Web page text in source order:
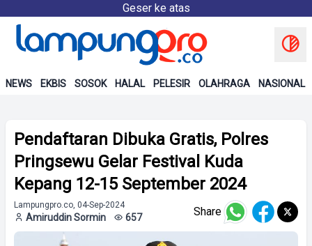
Geser ke atas
NEWS EKBIS SOSOK HALAL PELESIR OLAHRAGA NASIONAL
Pendaftaran Dibuka Gratis, Polres
Pringsewu Gelar Festival Kuda
Kepang 12-15 September 2024
Lampungpro.co, 04-Sep-2024
Amiruddin Sormin 657 Share